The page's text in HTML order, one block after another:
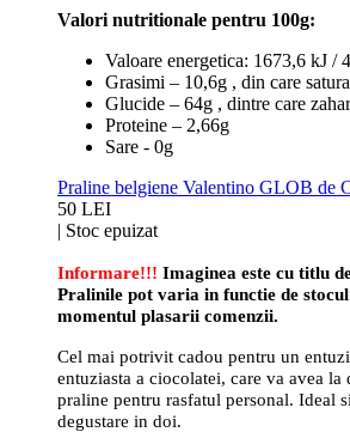
Valori nutritionale pentru 100g:
Valoare energetica: 1673,6 kJ /
Grasimi – 10,6g , din care
Glucide – 64g , dintre care
Proteine – 2,66g
Sare - 0g
Praline belgiene Valentino GLOB de
50 LEI
| Stoc epuizat
Informare!!! Imaginea este cu titlu
Pralinile pot varia in functie de
momentul plasarii comenzii.
Cel mai potrivit cadou pentru un
entuziasta a ciocolatei, care va avea la
praline pentru rasfatul personal. Ideal
degustare in doi.